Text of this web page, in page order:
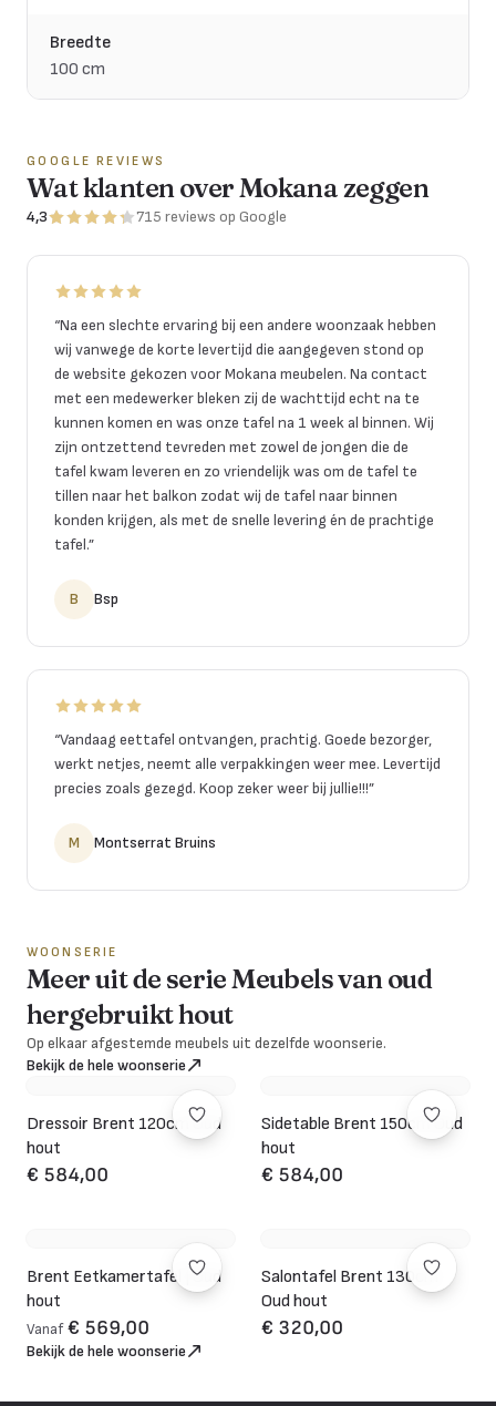
Breedte
100 cm
GOOGLE REVIEWS
Wat klanten over Mokana zeggen
4,3 715 reviews op Google
“Na een slechte ervaring bij een andere woonzaak hebben
wij vanwege de korte levertijd die aangegeven stond op
de website gekozen voor Mokana meubelen. Na contact
met een medewerker bleken zij de wachttijd echt na te
kunnen komen en was onze tafel na 1 week al binnen. Wij
zijn ontzettend tevreden met zowel de jongen die de
tafel kwam leveren en zo vriendelijk was om de tafel te
tillen naar het balkon zodat wij de tafel naar binnen
konden krijgen, als met de snelle levering én de prachtige
tafel.”
B Bsp
“Vandaag eettafel ontvangen, prachtig. Goede bezorger,
werkt netjes, neemt alle verpakkingen weer mee. Levertijd
precies zoals gezegd. Koop zeker weer bij jullie!!!”
M Montserrat Bruins
WOONSERIE
Meer uit de serie Meubels van oud
hergebruikt hout
Op elkaar afgestemde meubels uit dezelfde woonserie.
Bekijk de hele woonserie
Dressoir Brent 120cm Oud
hout
€ 584,00
Sidetable Brent 150cm Oud
hout
€ 584,00
Brent Eetkamertafel | Oud
hout
Vanaf € 569,00
Salontafel Brent 130cm
Oud hout
€ 320,00
Bekijk de hele woonserie